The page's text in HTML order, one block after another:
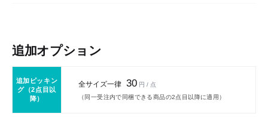
追加オプション
追加ピッキン
グ（2点目以
降）
全サイズ一律 30 円 / 点
（同一受注内で同梱できる商品の2点目以降に適用）